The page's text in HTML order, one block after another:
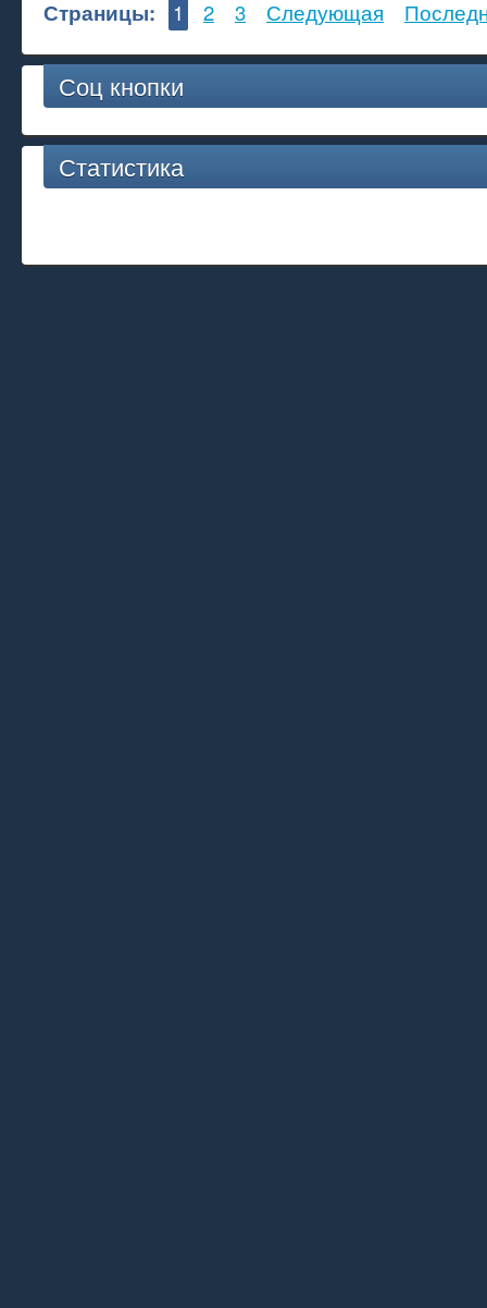
Страницы: 1 2 3 Следующая
Соц кнопки
Статистика